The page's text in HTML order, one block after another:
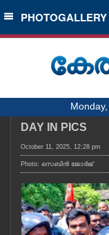
SECTIONS
HOME
NOTIFIED NEWS
KERALA
LOCAL
PHOTOGALLERY
DAY IN PICS
October 11, 2025, 12:28 pm
Photo: സെബിൻ ജോർജ്